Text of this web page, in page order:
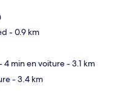
- 0.9 km
4 min en voiture- 3.1 km
- 3.4 km